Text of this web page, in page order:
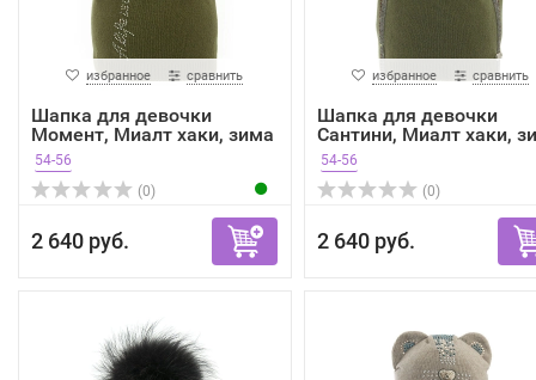
избранное сравнить
Шапка для девочки
Момент, Миалт хаки, зима
54-56
(0)
2 640 руб.
избранное сравнить
Шапка для девочки
Сантини, Миалт хаки,
54-56
(0)
2 640 руб.